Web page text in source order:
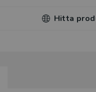
Hitta